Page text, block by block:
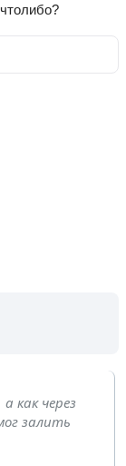
как через
залить